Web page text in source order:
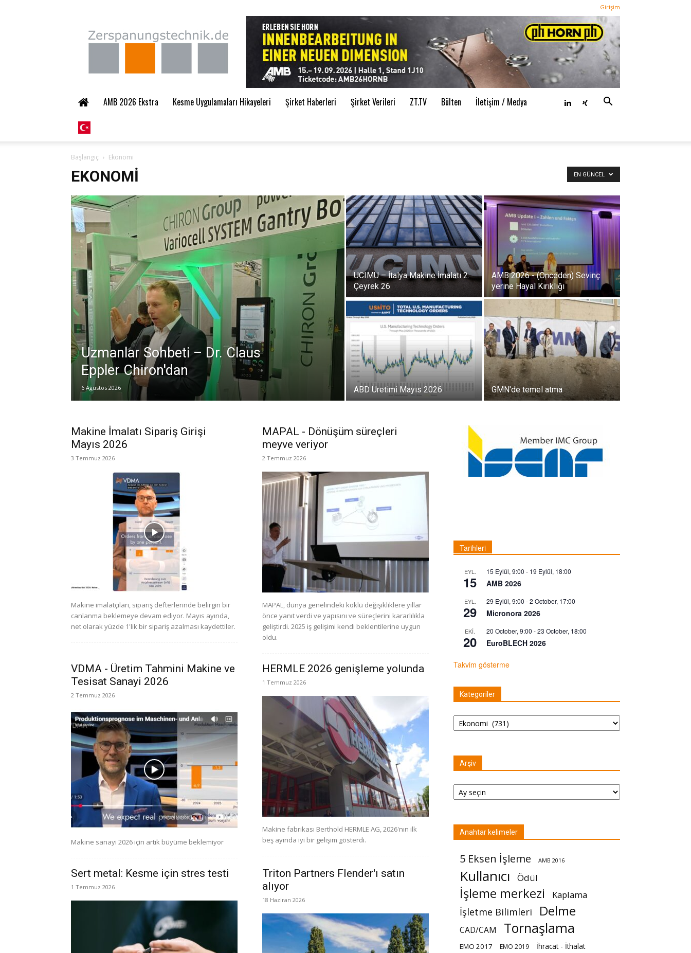
Girişim
Zerspanungstechnik.de
AMB 2026 Ekstra Kesme Uygulamaları Hikayeleri Şirket Haberleri Şirket Verileri ZT.TV Bülten İletişim / Medya
Başlangıç Ekonomi
EKONOMI EN GÜNCEL
Uzmanlar Sohbeti – Dr. Claus
Eppler Chiron'dan
6 Ağustos 2026
UCIMU – İtalya Makine İmalatı 2.
Çeyrek 26
AMB 2026 - (Önceden) Sevinç
yerine Hayal Kırıklığı
ABD Üretimi Mayıs 2026 GMN'de temel atma
Makine İmalatı Sipariş Girişi
Mayıs 2026
3 Temmuz 2026
Makine imalatçıları, sipariş defterlerinde belirgin bir
canlanma beklemeye devam ediyor. Mayıs ayında,
net olarak yüzde 1'lik bir sipariş azalması kaydettiler.
MAPAL - Dönüşüm süreçleri
meyve veriyor
2 Temmuz 2026
MAPAL, dünya genelindeki köklü değişikliklere yıllar
önce yanıt verdi ve yapısını ve süreçlerini kararlılıkla
geliştirdi. 2025 iş gelişimi kendi beklentilerine uygun
oldu.
VDMA - Üretim Tahmini Makine ve
Tesisat Sanayi 2026
2 Temmuz 2026
Makine sanayi 2026 için artık büyüme beklemiyor
HERMLE 2026 genişleme yolunda
1 Temmuz 2026
Makine fabrikası Berthold HERMLE AG, 2026'nın ilk
beş ayında iyi bir gelişim gösterdi.
Sert metal: Kesme için stres testi
1 Temmuz 2026
Triton Partners Flender'ı satın
alıyor
18 Haziran 2026
Tarihleri
EYL.
15
15 Eylül, 9:00 - 19 Eylül, 18:00
AMB 2026
EYL.
29
29 Eylül, 9:00 -2 October, 17:00
Micronora 2026
EKI.
20
20 October, 9:00 -23 October, 18:00
EuroBLECH 2026
Takvim gösterme
Kategoriler
Kategoriler
Arşiv
Arşiv
Anahtar kelimeler
5 Eksen İşleme AMB 2016
Kullanıcı Ödül
İşleme merkezi Kaplama
İşletme Bilimleri Delme
CAD/CAM Tornaşlama
EMO 2017 EMO 2019 İhracat - İthalat